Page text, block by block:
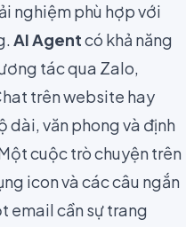
nghiệm phù hợp với
AI Agentcó khả năng
tác qua Zalo,
trên website hay
dài, văn phong và định
cuộc trò chuyện trên
icon và các câu ngắn
email cần sự trang